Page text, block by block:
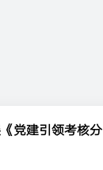
党建引领考核分